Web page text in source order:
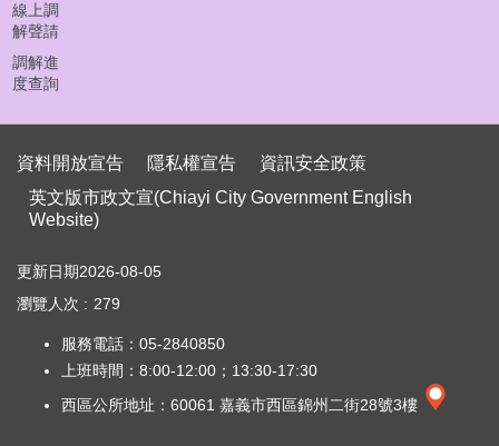
員
下
載
絡
我
們
資
開
線上調
解聲請
調解進
度查詢
資料開放宣告 隱私權宣告
資訊安全政策
英文版市政文宣(Chiayi City Government English
Website)
更新日期2026-08-05
瀏覽人次
279
服務電話：05-2840850
上班時間：8:00-12:00；13:30-17:30
西區公所地址：60061 嘉義市西區錦州二街28號3樓